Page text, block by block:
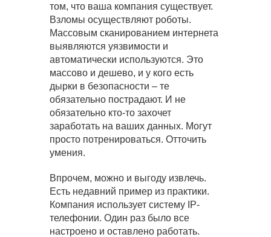
том, что ваша компания существует.
Взломы осуществляют роботы.
Массовым сканированием интернета
выявляются уязвимости и
автоматически используются. Это
массово и дешево, и у кого есть
дырки в безопасности – те
обязательно пострадают. И не
обязательно кто-то захочет
заработать на ваших данных. Могут
просто потренироваться. Отточить
умения.
Впрочем, можно и выгоду извлечь.
Есть недавний пример из практики.
Компания использует систему IP-
телефонии. Один раз было все
настроено и оставлено работать.